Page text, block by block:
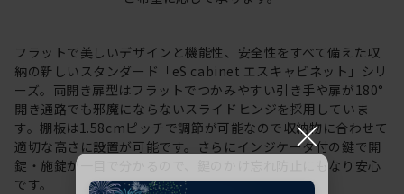
フラットで美しいデザインと機能性、安全性をすべて備えた収
納の新しいスタンダード「eS cabinet エスキャビネット」シリ
ーズ。両開き扉型はフラットでつかみやすい引き手や扉が180°
開き通路でも邪魔にならないスライドヒンジを採用していま
す。棚板は1.58cmピッチで調節が可能なので収納物に合わせて
適切な高さに設置が可能です。さらにインジケータ付の鍵で開
錠・施錠が一目で分かるので、鍵のかけ忘れ防止にもなり安心
です。
×